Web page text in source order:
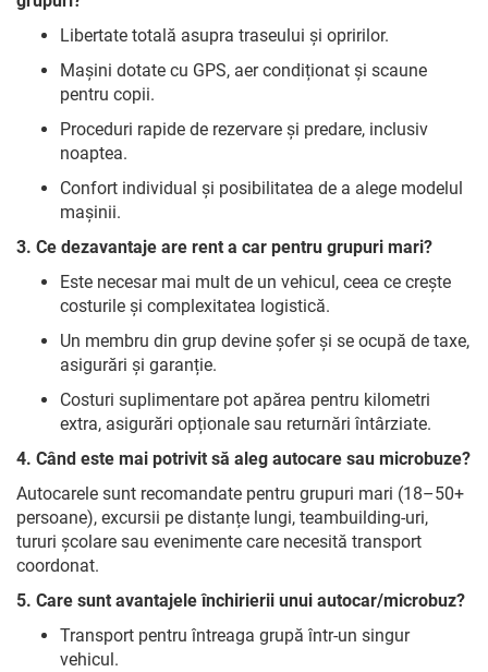
Libertate totală asupra traseului și opririlor.
Mașini dotate cu GPS, aer condiționat și scaune
pentru copii.
Proceduri rapide de rezervare și predare, inclusiv
noaptea.
Confort individual și posibilitatea de a alege modelul
mașinii.
3. Ce dezavantaje are rent a car pentru grupuri mari?
Este necesar mai mult de un vehicul, ceea ce crește
costurile și complexitatea logistică.
Un membru din grup devine șofer și se ocupă de taxe,
asigurări și garanție.
Costuri suplimentare pot apărea pentru kilometri
extra, asigurări opționale sau returnări întârziate.
4. Când este mai potrivit să aleg autocare sau microbuze?
Autocarele sunt recomandate pentru grupuri mari (18–50+
persoane), excursii pe distanțe lungi, teambuilding-uri,
tururi școlare sau evenimente care necesită transport
coordonat.
5. Care sunt avantajele închirierii unui autocar/microbuz?
Transport pentru întreaga grupă într-un singur
vehicul.